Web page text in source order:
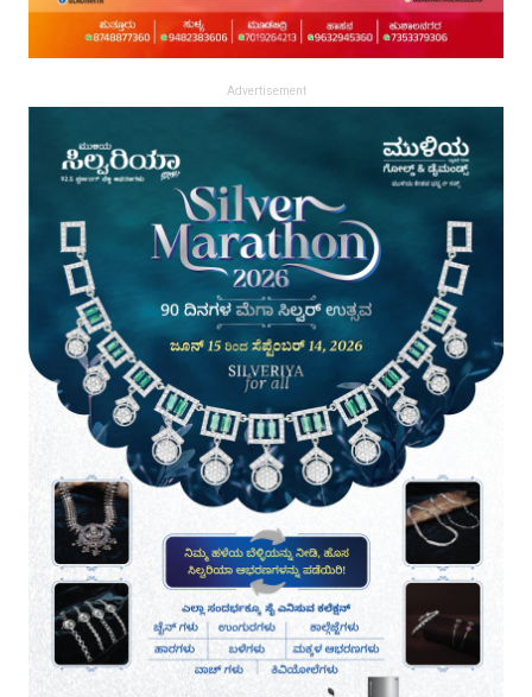
Advertisement